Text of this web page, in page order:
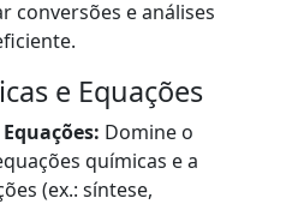
conversões e análises
e Equações
Domine o
químicas e a
(ex.: síntese,